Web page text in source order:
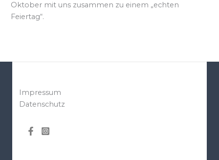
Oktober mit uns zusammen zu einem „echten
Feiertag“.
Impressum
Datenschutz